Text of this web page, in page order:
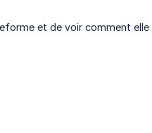
et de voir comment elle